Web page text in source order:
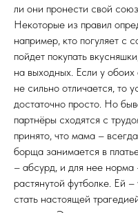
ли они пронести свой
Некоторые из правил
например, кто погуляет с
пойдет покупать
на выходных. Если у
не сильно отличается, то
достаточно просто. Но
партнёры сходятся с
принято, что мама –
борща занимается в
– абсурд, и для нее норма
растянутой футболке. Ей
стать настоящей